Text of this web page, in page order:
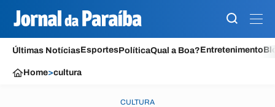
Últimas NotíciasEsportesPolíticaQual a Boa?Entretenimento
Home>cultura
CULTURA